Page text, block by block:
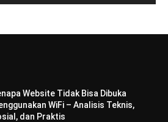
Website Tidak Bisa Dibuka
WiFi – Analisis Teknis,
dan Praktis